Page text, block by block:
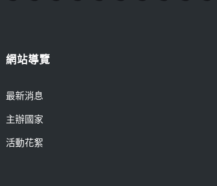
網站導覽
最新消息
主辦國家
活動花絮